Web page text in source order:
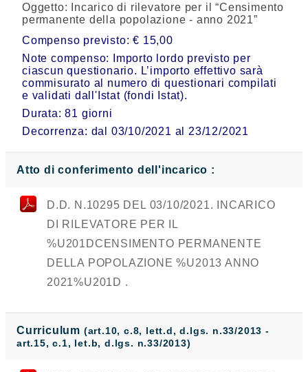
Oggetto:
Incarico di rilevatore per il “Censimento
permanente della popolazione - anno 2021”
Compenso previsto: € 15,00
Note compenso: Importo lordo previsto per
ciascun questionario. L’importo effettivo sarà
commisurato al numero di questionari compilati
e validati dall'Istat (fondi Istat).
Durata: 81 giorni
Decorrenza: dal 03/10/2021 al 23/12/2021
Atto di conferimento dell'incarico :
D.D. N.10295 DEL 03/10/2021. INCARICO
DI RILEVATORE PER IL
%U201DCENSIMENTO PERMANENTE
DELLA POPOLAZIONE %U2013 ANNO
2021%U201D .
Curriculum (art.10, c.8, lett.d, d.lgs. n.33/2013 -
art.15, c.1, let.b, d.lgs. n.33/2013)